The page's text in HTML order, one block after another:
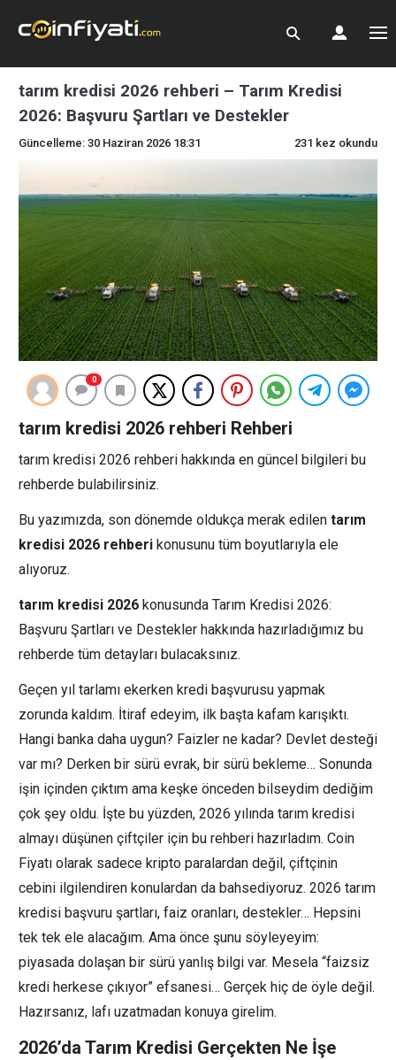
tarım kredisi 2026 rehberi – Tarım Kredisi
2026: Başvuru Şartları ve Destekler
Güncelleme: 30 Haziran 2026 18:31 231 kez okundu
0
tarım kredisi 2026 rehberi Rehberi
tarım kredisi 2026 rehberi hakkında en güncel bilgileri bu
rehberde bulabilirsiniz.
Bu yazımızda, son dönemde oldukça merak edilen tarım
kredisi 2026 rehberi konusunu tüm boyutlarıyla ele
alıyoruz.
tarım kredisi 2026 konusunda Tarım Kredisi 2026:
Başvuru Şartları ve Destekler hakkında hazırladığımız bu
rehberde tüm detayları bulacaksınız.
Geçen yıl tarlamı ekerken kredi başvurusu yapmak
zorunda kaldım. İtiraf edeyim, ilk başta kafam karışıktı.
Hangi banka daha uygun? Faizler ne kadar? Devlet desteği
var mı? Derken bir sürü evrak, bir sürü bekleme… Sonunda
işin içinden çıktım ama keşke önceden bilseydim dediğim
çok şey oldu. İşte bu yüzden, 2026 yılında tarım kredisi
almayı düşünen çiftçiler için bu rehberi hazırladım. Coin
Fiyatı olarak sadece kripto paralardan değil, çiftçinin
cebini ilgilendiren konulardan da bahsediyoruz. 2026 tarım
kredisi başvuru şartları, faiz oranları, destekler… Hepsini
tek tek ele alacağım. Ama önce şunu söyleyeyim:
piyasada dolaşan bir sürü yanlış bilgi var. Mesela “faizsiz
kredi herkese çıkıyor” efsanesi… Gerçek hiç de öyle değil.
Hazırsanız, lafı uzatmadan konuya girelim.
2026’da Tarım Kredisi Gerçekten Ne İşe